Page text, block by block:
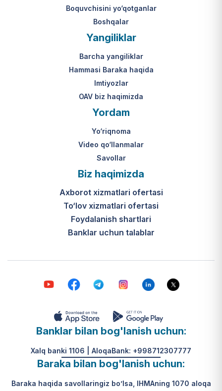
Boquvchisini yo‘qotganlar
Boshqalar
Yangiliklar
Barcha yangiliklar
Hammasi Baraka haqida
Imtiyozlar
OAV biz haqimizda
Yordam
Yo‘riqnoma
Video qo‘llanmalar
Savollar
Biz haqimizda
Axborot xizmatlari ofertasi
To‘lov xizmatlari ofertasi
Foydalanish shartlari
Banklar uchun talablar
Banklar bilan bog'lanish uchun:
Xalq banki 1106 | AloqaBank: +998712307777
Baraka bilan bog'lanish uchun:
Baraka haqida savollaringiz bo’lsa, IHMAning 1070 aloqa